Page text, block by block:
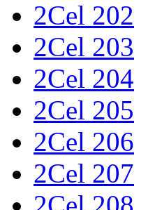
2Cel 202
2Cel 203
2Cel 204
2Cel 205
2Cel 206
2Cel 207